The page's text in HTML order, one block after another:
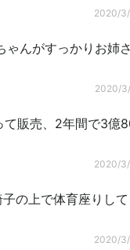
2020/
ゃんがすっかりお姉
2020/
て販売、2年間で3億
2020/
子の上で体育座りし
2020/